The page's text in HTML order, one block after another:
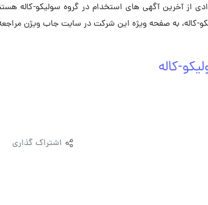
آخرین آگهی های استخدام در گروه سولیکو-کاله
کاله، به صفحه ویژه این شرکت در ‌سایت جاب ویژن
کاله
اشتراک گذاری